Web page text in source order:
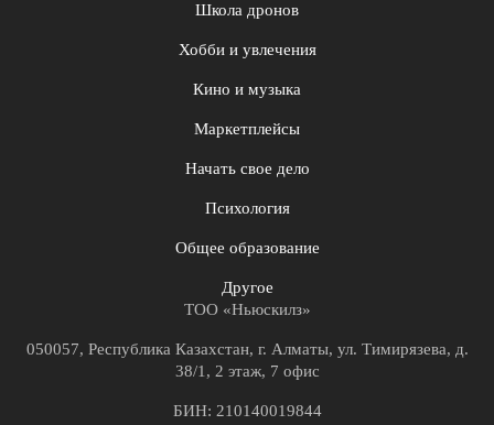
Школа дронов
Хобби и увлечения
Кино и музыка
Маркетплейсы
Начать свое дело
Психология
Общее образование
Другое
ТОО «Ньюскилз»
050057, Республика Казахстан, г. Алматы, ул. Тимирязева, д.
38/1, 2 этаж, 7 офис
БИН: 210140019844